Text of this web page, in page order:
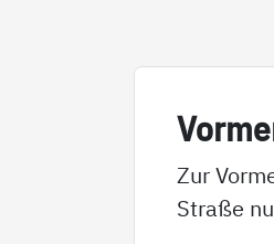
Zur
Straße